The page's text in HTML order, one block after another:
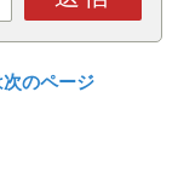
のページ